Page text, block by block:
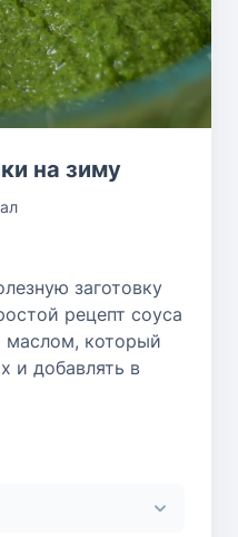
на зиму
заготовку
рецепт соуса
который
и добавлять в